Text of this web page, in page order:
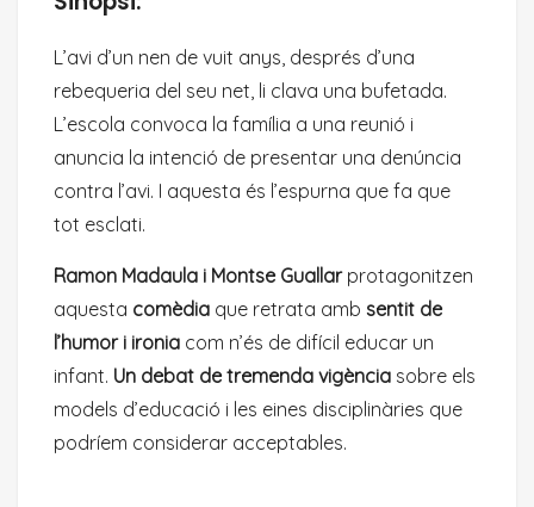
L’avi d’un nen de vuit anys, després d’una
rebequeria del seu net, li clava una bufetada.
L’escola convoca la família a una reunió i
anuncia la intenció de presentar una denúncia
contra l’avi. I aquesta és l’espurna que fa que
tot esclati.
Ramon Madaula i Montse Guallarprotagonitzen
aquesta comèdia que retrata amb sentit de
l’humor i ironia com n’és de difícil educar un
infant. Un debat de tremenda vigència sobre els
models d’educació i les eines disciplinàries que
podríem considerar acceptables.